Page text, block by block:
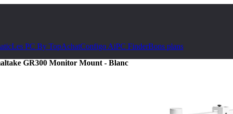
Les PC By TopAchatConfigo AiPC FinderBons plans
GR300 Monitor Mount - Blanc